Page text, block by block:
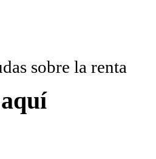
sobre la renta